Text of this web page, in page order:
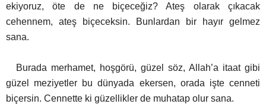
ekiyoruz, öte de ne biçeceğiz? Ateş olarak çıkacak
cehennem, ateş biçeceksin. Bunlardan bir hayır gelmez
sana.
Burada merhamet, hoşgörü, güzel söz, Allah’a itaat gibi
güzel meziyetler bu dünyada ekersen, orada işte cenneti
biçersin. Cennette ki güzellikler de muhatap olur sana.